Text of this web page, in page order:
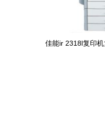
佳能ir 2318l复印